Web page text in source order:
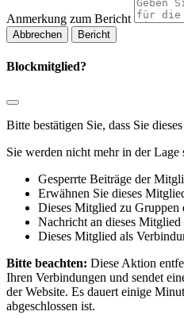
Anmerkung zum Bericht
Bericht
Blockmitglied?
Bitte bestätigen Sie, dass Sie
Sie werden nicht mehr in der Lage
Gesperrte Beiträge der
Erwähnen Sie dieses
Dieses Mitglied zu Gruppen
Nachricht an dieses Mitglied
Dieses Mitglied als
Bitte beachten: Diese Aktion
Ihren Verbindungen und sendet
der Website. Es dauert einige
abgeschlossen ist.